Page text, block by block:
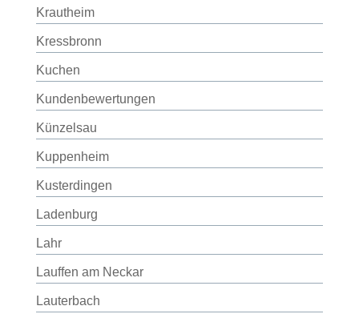
Krautheim
Kressbronn
Kuchen
Kundenbewertungen
Künzelsau
Kuppenheim
Kusterdingen
Ladenburg
Lahr
Lauffen am Neckar
Lauterbach